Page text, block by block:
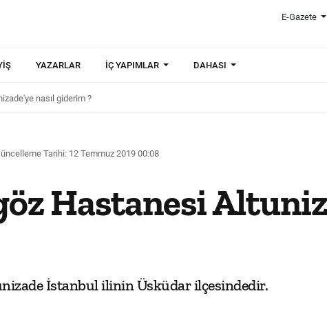
E-Gazete
YAZARLAR İÇ YAPIMLAR DAHASI
nasıl giderim ?
Tarihi: 12 Temmuz 2019 00:08
Hastanesi
İstanbul ilinin Üsküdar ilçesindedir.